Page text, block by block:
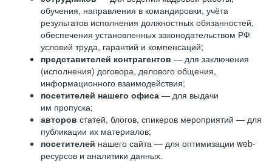
обучения, направления в командировки, учёта
результатов исполнения должностных обязанностей,
обеспечения установленных законодательством РФ
условий труда, гарантий и компенсаций;
представителей контрагентов — для заключения
(исполнения) договора, делового общения,
информационного взаимодействия;
посетителей нашего офиса — для выдачи
им пропуска;
авторов статей, блогов, спикеров мероприятий — для
публикации их материалов;
посетителей нашего сайта — для оптимизации web-
ресурсов и аналитики данных.